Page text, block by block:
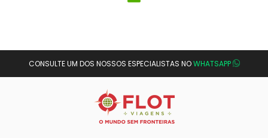
CONSULTE UM DOS NOSSOS ESPECIALISTAS NOWHATSAPP